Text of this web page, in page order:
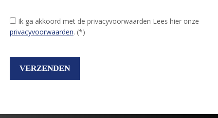
Ik ga akkoord met de privacyvoorwaarden Lees hier onze
privacyvoorwaarden. (*)